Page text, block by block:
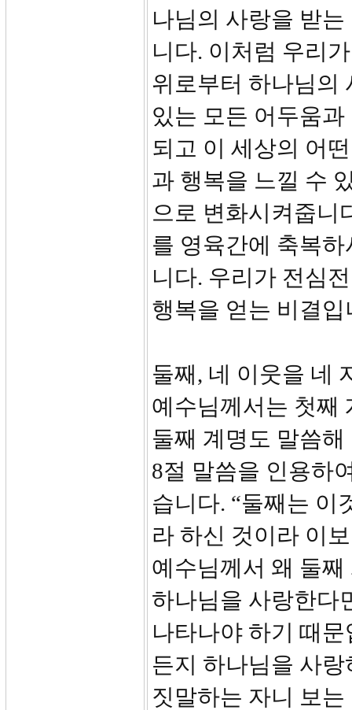
나님의 사랑을 받
니다. 이처럼 우리
위로부터 하나님의
있는 모든 어두움
되고 이 세상의 어
과 행복을 느낄 수
으로 변화시켜줍니
를 영육간에 축복
니다. 우리가 전심
행복을 얻는 비결입
둘째, 네 이웃을 네
예수님께서는 첫째
둘째 계명도 말씀
8절 말씀을 인용하
습니다. “둘째는 이
라 하신 것이라 이
예수님께서 왜 둘
하나님을 사랑한다
나타나야 하기 때
든지 하나님을 사
짓말하는 자니 보